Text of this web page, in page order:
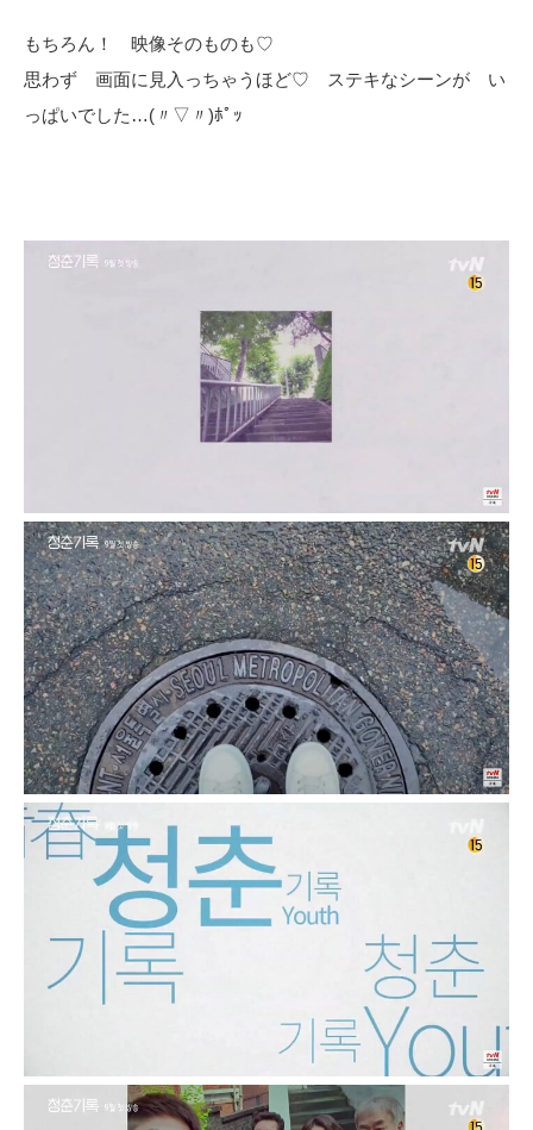
もちろん！ 映像そのものも♡
思わず 画面に見入っちゃうほど♡ ステキなシーンが い
っぱいでした…(〃▽〃)ﾎﾟｯ